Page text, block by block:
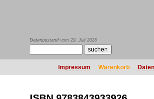
Datenbestand vom 29. Juli 2026
Impressum Warenkorb